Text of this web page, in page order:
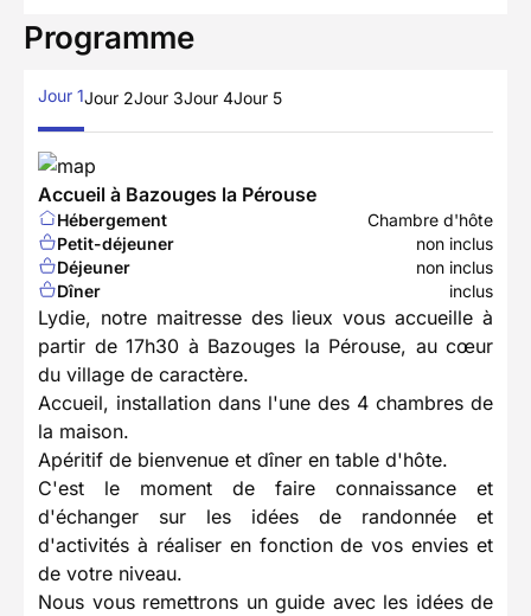
Programme
Jour 1Jour 2Jour 3Jour 4Jour 5
Accueil à Bazouges la Pérouse
Hébergement
Chambre d'hôte
Petit-déjeuner
non inclus
Déjeuner
non inclus
Dîner
inclus
Lydie, notre maitresse des lieux vous accueille à
partir de 17h30 à Bazouges la Pérouse, au cœur
du village de caractère.
Accueil, installation dans l'une des 4 chambres de
la maison.
Apéritif de bienvenue et dîner en table d'hôte.
C'est le moment de faire connaissance et
d'échanger sur les idées de randonnée et
d'activités à réaliser en fonction de vos envies et
de votre niveau.
Nous vous remettrons un guide avec les idées de